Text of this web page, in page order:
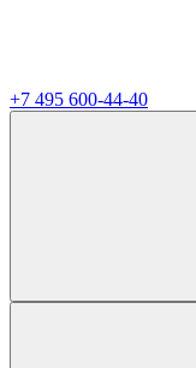
+7 495 600-44-40